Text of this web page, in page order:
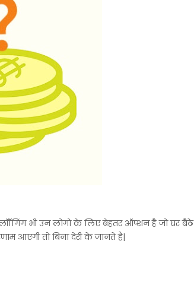
भी उन लोगो के लिए बेहतर ऑप्शन है जो घर बैठे
आएगी तो बिना देरी के जानते है|